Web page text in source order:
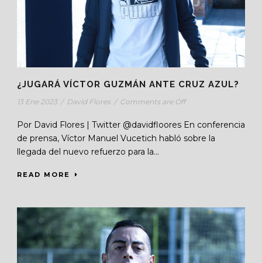
¿JUGARÁ VÍCTOR GUZMÁN ANTE CRUZ AZUL?
13 Ene 2023 / David Flores / Comments are Off
Por David Flores | Twitter @davidfloores En conferencia
de prensa, Víctor Manuel Vucetich habló sobre la
llegada del nuevo refuerzo para la...
READ MORE